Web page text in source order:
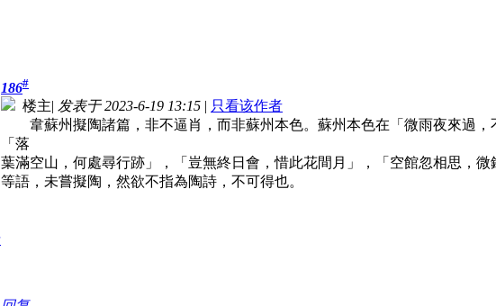
186#
楼主| 发表于 2023-6-19 13:15 | 只看该作者
韋蘇州擬陶諸篇，非不逼肖，而非蘇州本色。蘇州本色在「微雨夜來過，
「落
葉滿空山，何處尋行跡」，「豈無終日會，惜此花間月」，「空館忽相思，微
等語，未嘗擬陶，然欲不指為陶詩，不可得也。